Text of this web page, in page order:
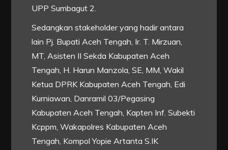
UPP Sumbagut 2.
Sedangkan stakeholder yang hadir antara
lain Pj. Bupati Aceh Tengah, Ir. T. Mirzuan,
MT, Asisten II Sekda Kabupaten Aceh
Tengah, H. Harun Manzola, SE, MM, Wakil
Ketua DPRK Kabupaten Aceh Tengah, Edi
Kurniawan, Danramil 03/Pegasing
Kabupaten Aceh Tengah, Kapten Inf. Subekti
Kcppm, Wakapolres Kabupaten Aceh
Tengah, Kompol Yopie Artanta S.IK